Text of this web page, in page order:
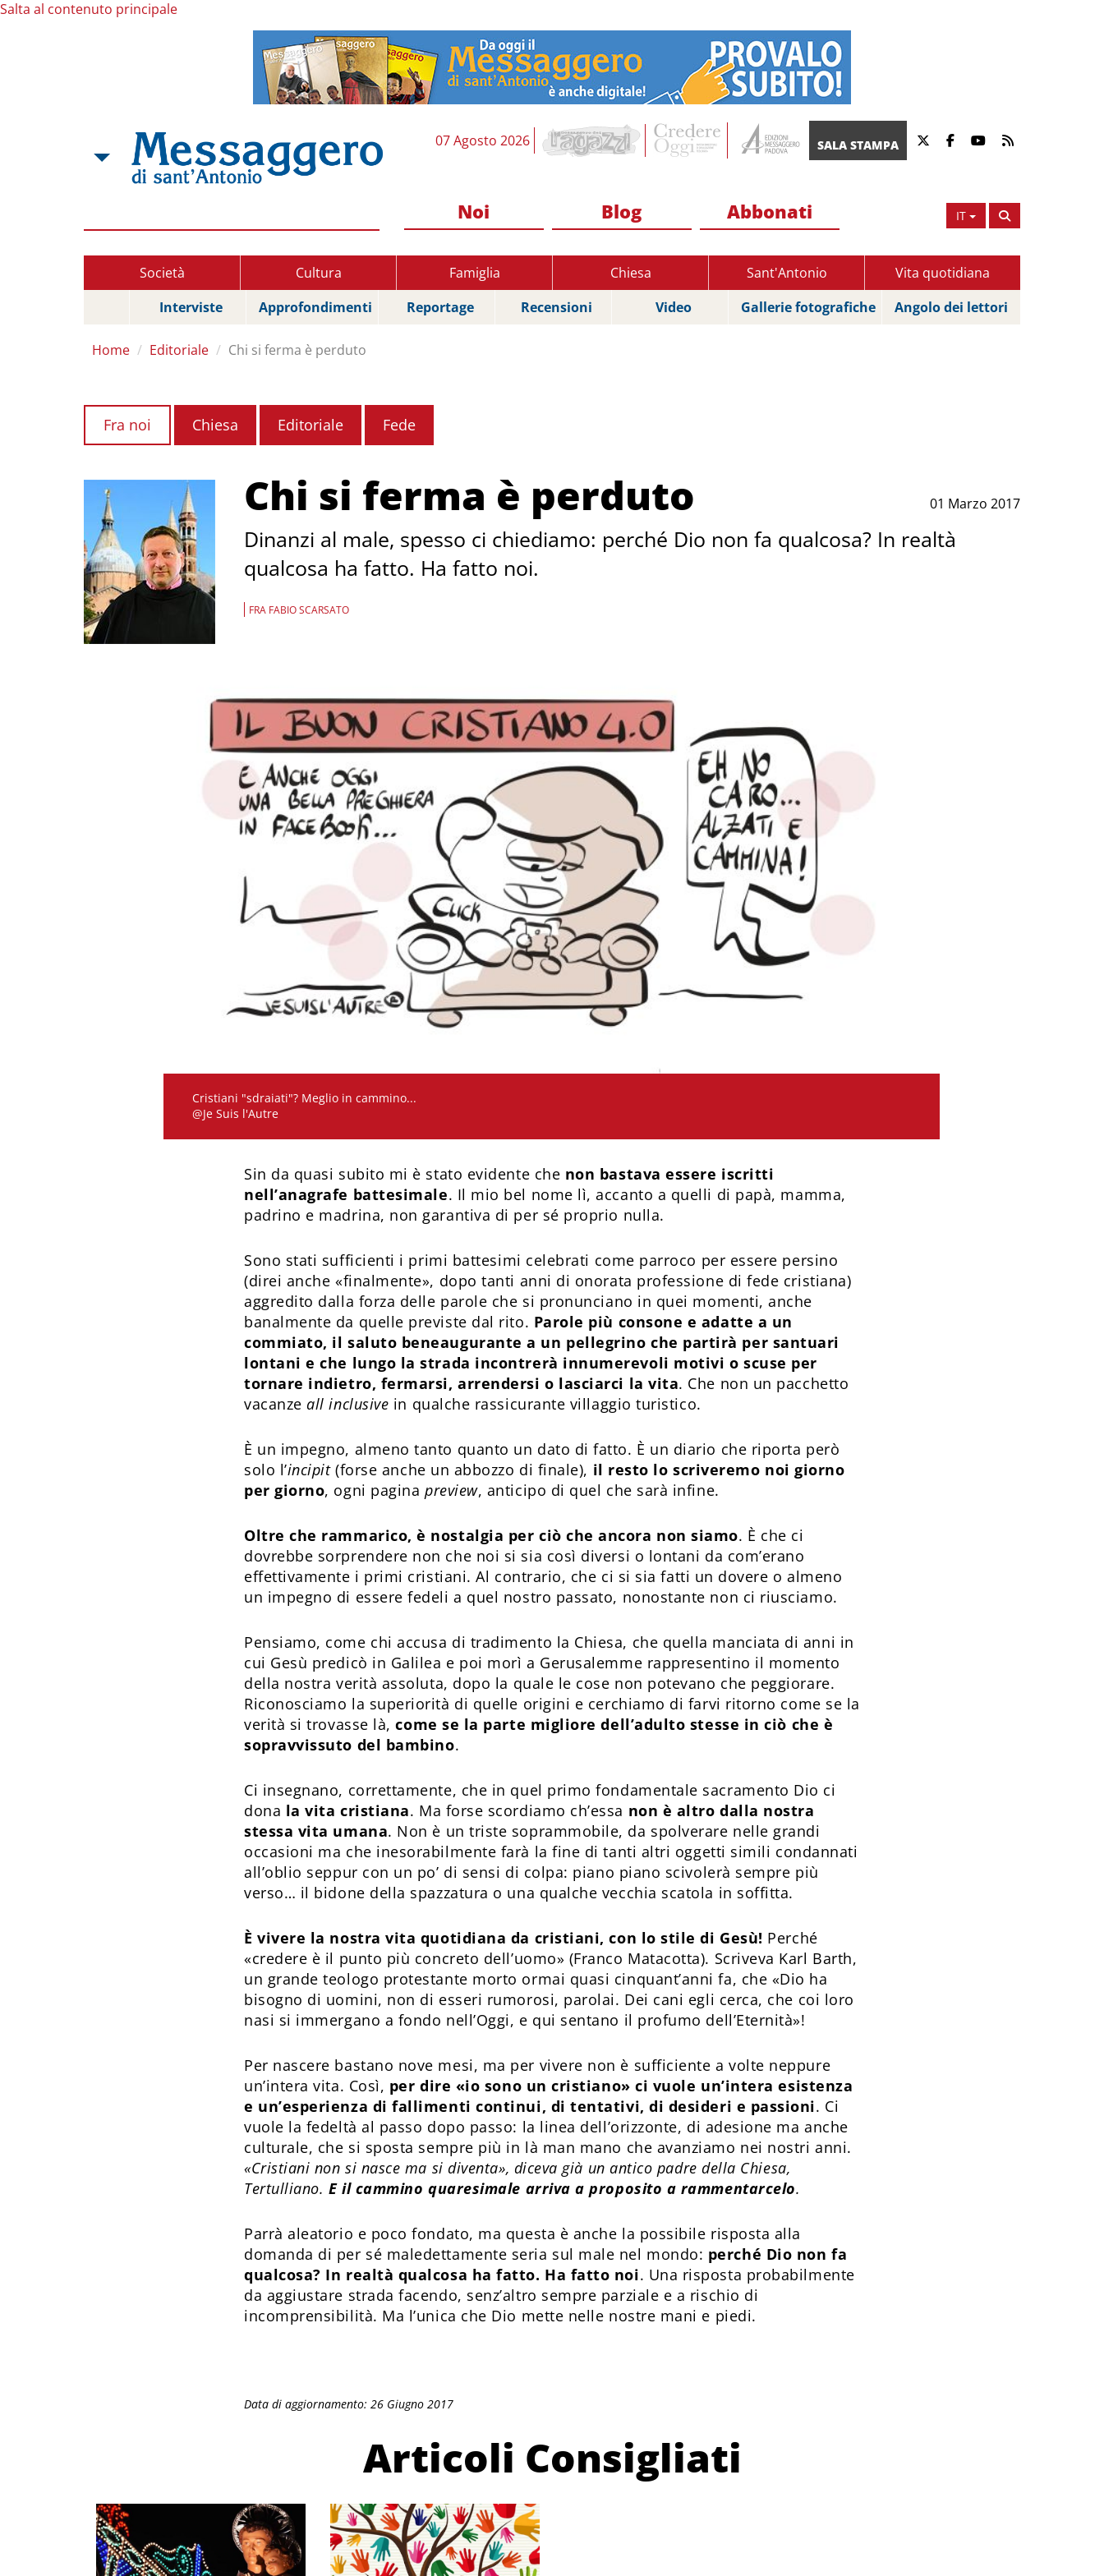
Salta al contenuto principale
07 Agosto 2026 SALA STAMPA
IT
Noi Blog Abbonati
Società Cultura Famiglia Chiesa Sant'Antonio
Vita quotidiana
Interviste
Approfondimenti Reportage Recensioni Video Gallerie fotografiche Angolo dei lettori
Home Editoriale Chi si ferma è perduto
Fra noi Chiesa Editoriale Fede
01 Marzo 2017
Chi si ferma è perduto
Dinanzi al male, spesso ci chiediamo: perché Dio non fa qualcosa? In realtà
qualcosa ha fatto. Ha fatto noi.
FRA FABIO SCARSATO
Cristiani "sdraiati"? Meglio in cammino...
@Je Suis l'Autre
Sin da quasi subito mi è stato evidente che non bastava essere iscritti
nell’anagrafe battesimale. Il mio bel nome lì, accanto a quelli di papà, mamma,
padrino e madrina, non garantiva di per sé proprio nulla.
Sono stati sufficienti i primi battesimi celebrati come parroco per essere persino
(direi anche «finalmente», dopo tanti anni di onorata professione di fede cristiana)
aggredito dalla forza delle parole che si pronunciano in quei momenti, anche
banalmente da quelle previste dal rito. Parole più consone e adatte a un
commiato, il saluto beneaugurante a un pellegrino che partirà per santuari
lontani e che lungo la strada incontrerà innumerevoli motivi o scuse per
tornare indietro, fermarsi, arrendersi o lasciarci la vita. Che non un pacchetto
vacanzeall inclusive in qualche rassicurante villaggio turistico.
È un impegno, almeno tanto quanto un dato di fatto. È un diario che riporta però
solo l’incipit(forse anche un abbozzo di finale), il resto lo scriveremo noi giorno
per giorno, ogni pagina preview, anticipo di quel che sarà infine.
Oltre che rammarico, è nostalgia per ciò che ancora non siamo. È che ci
dovrebbe sorprendere non che noi si sia così diversi o lontani da com’erano
effettivamente i primi cristiani. Al contrario, che ci si sia fatti un dovere o almeno
un impegno di essere fedeli a quel nostro passato, nonostante non ci riusciamo.
Pensiamo, come chi accusa di tradimento la Chiesa, che quella manciata di anni in
cui Gesù predicò in Galilea e poi morì a Gerusalemme rappresentino il momento
della nostra verità assoluta, dopo la quale le cose non potevano che peggiorare.
Riconosciamo la superiorità di quelle origini e cerchiamo di farvi ritorno come se la
verità si trovasse là,come se la parte migliore dell’adulto stesse in ciò che è
sopravvissuto del bambino.
Ci insegnano, correttamente, che in quel primo fondamentale sacramento Dio ci
dona la vita cristiana. Ma forse scordiamo ch’essa non è altro dalla nostra
stessa vita umana. Non è un triste soprammobile, da spolverare nelle grandi
occasioni ma che inesorabilmente farà la fine di tanti altri oggetti simili condannati
all’oblio seppur con un po’ di sensi di colpa: piano piano scivolerà sempre più
verso… il bidone della spazzatura o una qualche vecchia scatola in soffitta.
È vivere la nostra vita quotidiana da cristiani, con lo stile di Gesù! Perché
«credere è il punto più concreto dell’uomo» (Franco Matacotta). Scriveva Karl Barth,
un grande teologo protestante morto ormai quasi cinquant’anni fa, che «Dio ha
bisogno di uomini, non di esseri rumorosi, parolai. Dei cani egli cerca, che coi loro
nasi si immergano a fondo nell’Oggi, e qui sentano il profumo dell’Eternità»!
Per nascere bastano nove mesi, ma per vivere non è sufficiente a volte neppure
un’intera vita. Così, per dire «io sono un cristiano» ci vuole un’intera esistenza
e un’esperienza di fallimenti continui, di tentativi, di desideri e passioni. Ci
vuole la fedeltà al passo dopo passo: la linea dell’orizzonte, di adesione ma anche
culturale, che si sposta sempre più in là man mano che avanziamo nei nostri anni.
«Cristiani non si nasce ma si diventa», diceva già un antico padre della Chiesa,
Tertulliano.E il cammino quaresimale arriva a proposito a rammentarcelo.
Parrà aleatorio e poco fondato, ma questa è anche la possibile risposta alla
domanda di per sé maledettamente seria sul male nel mondo: perché Dio non fa
qualcosa? In realtà qualcosa ha fatto. Ha fatto noi. Una risposta probabilmente
da aggiustare strada facendo, senz’altro sempre parziale e a rischio di
incomprensibilità. Ma l’unica che Dio mette nelle nostre mani e piedi.
Data di aggiornamento: 26 Giugno 2017
Articoli Consigliati